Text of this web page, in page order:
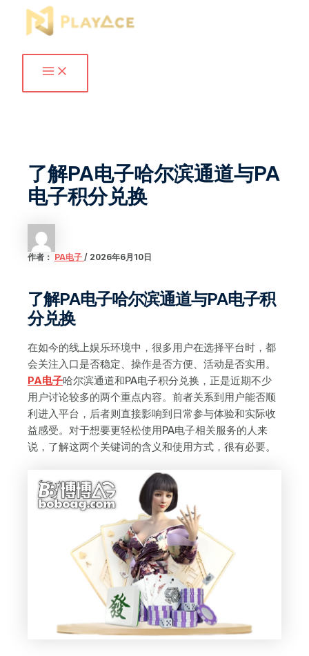
MAIN
MENU
了解PA电子哈尔滨通道与PA
电子积分兑换
作者： PA电子 / 2026年6月10日
了解PA电子哈尔滨通道与PA电子积
分兑换
在如今的线上娱乐环境中，很多用户在选择平台时，都
会关注入口是否稳定、操作是否方便、活动是否实用。
PA电子哈尔滨通道和PA电子积分兑换，正是近期不少
用户讨论较多的两个重点内容。前者关系到用户能否顺
利进入平台，后者则直接影响到日常参与体验和实际收
益感受。对于想要更轻松使用PA电子相关服务的人来
说，了解这两个关键词的含义和使用方式，很有必要。